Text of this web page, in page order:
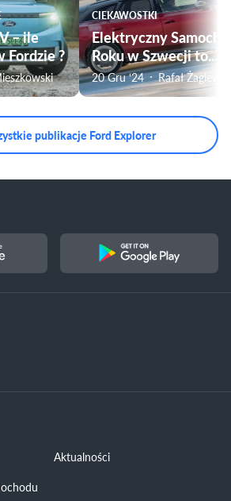
– ile
Fordzie ?
CIEKAWOSTKI
Elektryczny
Roku w Szwecji to...
20 Gru ‘24 Rafał
publikacje Ford Explorer
Aktualności